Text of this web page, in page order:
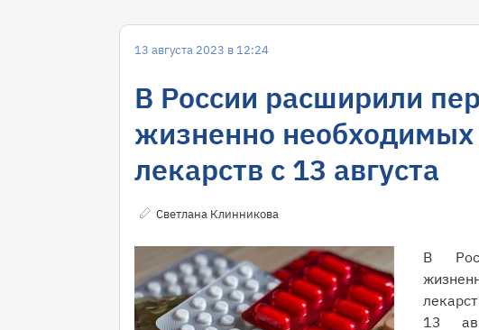
13 августа 2023 в 12:24
В России расширили
жизненно
лекарств с 13 августа
Светлана Клинникова
В
13